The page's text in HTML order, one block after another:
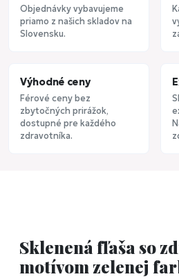
Objednávky vybavujeme
priamo z našich skladov na
Slovensku.
Výhodné ceny
Férové ceny bez
zbytočných prirážok,
dostupné pre každého
zdravotníka.
Sklenená fľaša so
motívom zelenej